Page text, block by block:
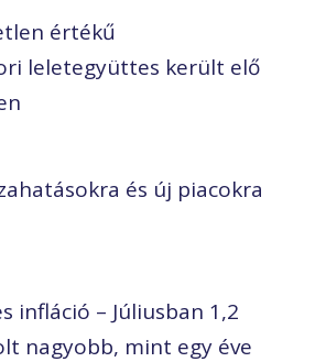
értékű
leletegyüttes került elő
és új piacokra
infláció – Júliusban 1,2
nagyobb, mint egy éve